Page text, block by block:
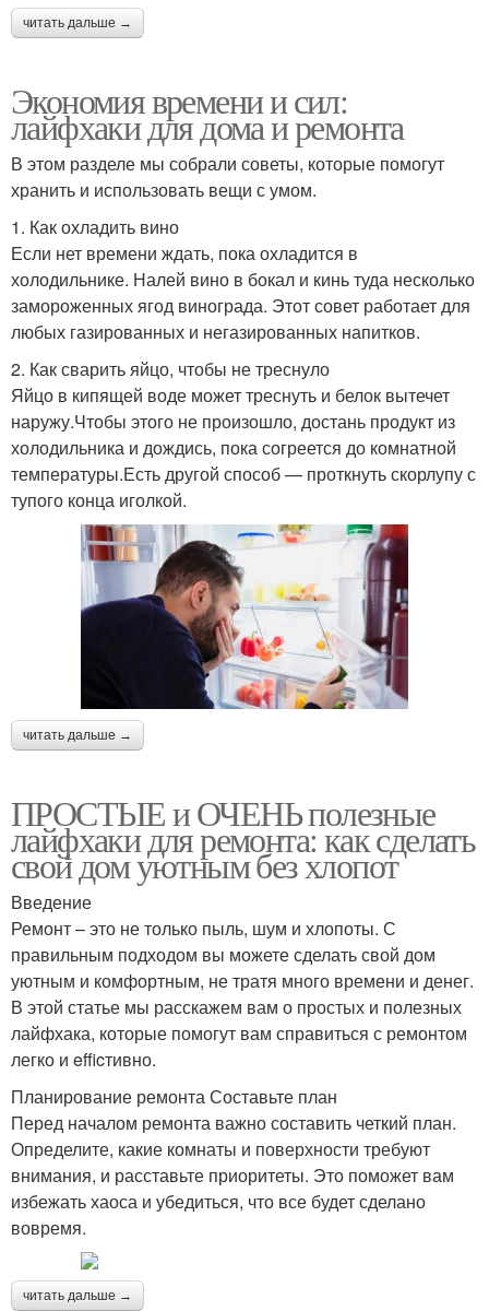
читать дальше →
Экономия времени и сил:
лайфхаки для дома и ремонта
В этом разделе мы собрали советы, которые помогут
хранить и использовать вещи с умом.
1. Как охладить вино
Если нет времени ждать, пока охладится в
холодильнике. Налей вино в бокал и кинь туда несколько
замороженных ягод винограда. Этот совет работает для
любых газированных и негазированных напитков.
2. Как сварить яйцо, чтобы не треснуло
Яйцо в кипящей воде может треснуть и белок вытечет
наружу.Чтобы этого не произошло, достань продукт из
холодильника и дождись, пока согреется до комнатной
температуры.Есть другой способ — проткнуть скорлупу с
тупого конца иголкой.
читать дальше →
ПРОСТЫЕ и ОЧЕНЬ полезные
лайфхаки для ремонта: как сделать
свой дом уютным без хлопот
Введение
Ремонт – это не только пыль, шум и хлопоты. С
правильным подходом вы можете сделать свой дом
уютным и комфортным, не тратя много времени и денег.
В этой статье мы расскажем вам о простых и полезных
лайфхака, которые помогут вам справиться с ремонтом
легко и efficтивно.
Планирование ремонта Составьте план
Перед началом ремонта важно составить четкий план.
Определите, какие комнаты и поверхности требуют
внимания, и расставьте приоритеты. Это поможет вам
избежать хаоса и убедиться, что все будет сделано
вовремя.
читать дальше →